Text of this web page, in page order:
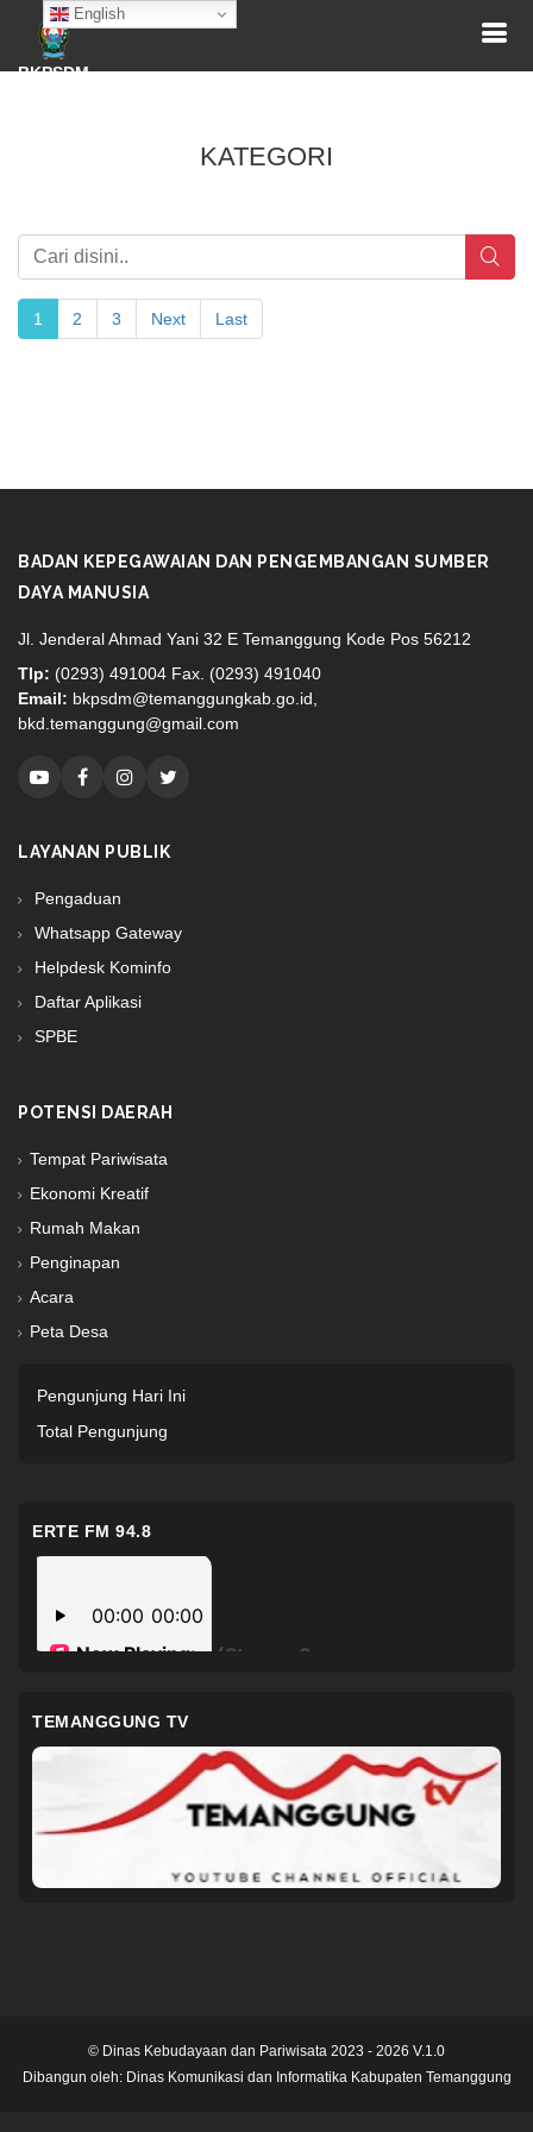
English
BKPSDM
KATEGORI
1 2 3 Next Last
BADAN KEPEGAWAIAN DAN PENGEMBANGAN SUMBER
DAYA MANUSIA
Jl. Jenderal Ahmad Yani 32 E Temanggung Kode Pos 56212
Tlp: (0293) 491004 Fax. (0293) 491040
Email: bkpsdm@temanggungkab.go.id,
bkd.temanggung@gmail.com
LAYANAN PUBLIK
Pengaduan
Whatsapp Gateway
Helpdesk Kominfo
Daftar Aplikasi
SPBE
POTENSI DAERAH
Tempat Pariwisata
Ekonomi Kreatif
Rumah Makan
Penginapan
Acara
Peta Desa
Pengunjung Hari Ini
Total Pengunjung
ERTE FM 94.8
TEMANGGUNG TV
© Dinas Kebudayaan dan Pariwisata 2023 - 2026 V.1.0
Dibangun oleh: Dinas Komunikasi dan Informatika Kabupaten Temanggung